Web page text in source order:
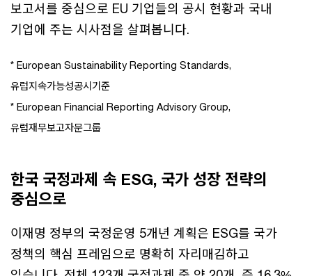
보고서를 중심으로 EU 기업들의 공시 현황과 국내
기업에 주는 시사점을 살펴봅니다.
* European Sustainability Reporting Standards,
유럽지속가능성공시기준
* European Financial Reporting Advisory Group,
유럽재무보고자문그룹
한국 국정과제 속 ESG, 국가 성장 전략의
중심으로
이재명 정부의 국정운영 5개년 계획은 ESG를 국가
정책의 핵심 프레임으로 명확히 자리매김하고